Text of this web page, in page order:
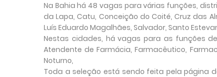
Na Bahia há 48 vagas para várias funções,
da Lapa, Catu, Conceição do Coité, Cruz das
Luís Eduardo Magalhães, Salvador, Santo
Nestas cidades, há vagas para as funções
Atendente de Farmácia, Farmacêutico,
Noturno,
Toda a seleção está sendo feita pela página